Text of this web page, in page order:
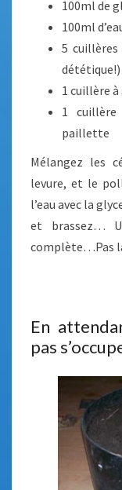
100ml de
100ml
5
dététique!)
1 cuillère
1
paillette
Mélangez les
levure, et le
l’eau avec la
et brassez…
complète…Pas
En
pas